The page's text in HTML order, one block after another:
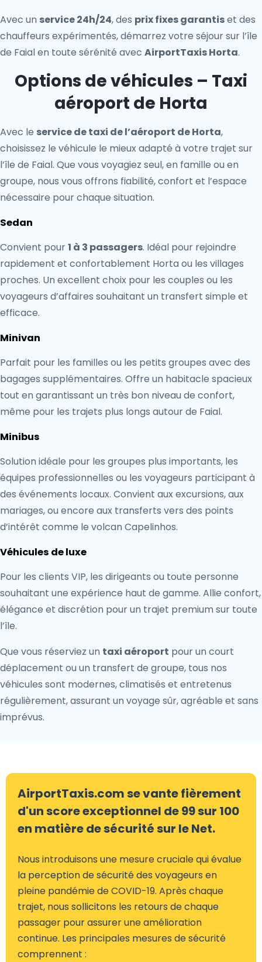
Avec un service 24h/24, des prix fixes garantiset des
chauffeurs expérimentés, démarrez votre séjour sur l’île
de Faial en toute sérénité avec AirportTaxis Horta.
Options de véhicules – Taxi
aéroport de Horta
Avec le service de taxi de l’aéroport de Horta,
choisissez le véhicule le mieux adapté à votre trajet sur
l’île de Faial. Que vous voyagiez seul, en famille ou en
groupe, nous vous offrons fiabilité, confort et l’espace
nécessaire pour chaque situation.
Sedan
Convient pour1 à 3 passagers. Idéal pour rejoindre
rapidement et confortablement Horta ou les villages
proches. Un excellent choix pour les couples ou les
voyageurs d’affaires souhaitant un transfert simple et
efficace.
Minivan
Parfait pour les familles ou les petits groupes avec des
bagages supplémentaires. Offre un habitacle spacieux
tout en garantissant un très bon niveau de confort,
même pour les trajets plus longs autour de Faial.
Minibus
Solution idéale pour les groupes plus importants, les
équipes professionnelles ou les voyageurs participant à
des événements locaux. Convient aux excursions, aux
mariages, ou encore aux transferts vers des points
d’intérêt comme le volcan Capelinhos.
Véhicules de luxe
Pour les clients VIP, les dirigeants ou toute personne
souhaitant une expérience haut de gamme. Allie confort,
élégance et discrétion pour un trajet premium sur toute
l’île.
Que vous réserviez un taxi aéroport pour un court
déplacement ou un transfert de groupe, tous nos
véhicules sont modernes, climatisés et entretenus
régulièrement, assurant un voyage sûr, agréable et sans
imprévus.
AirportTaxis.com se vante fièrement
d'un score exceptionnel de 99 sur 100
en matière de sécurité sur le Net.
Nous introduisons une mesure cruciale qui évalue
la perception de sécurité des voyageurs en
pleine pandémie de COVID-19. Après chaque
trajet, nous sollicitons les retours de chaque
passager pour assurer une amélioration
continue. Les principales mesures de sécurité
comprennent :